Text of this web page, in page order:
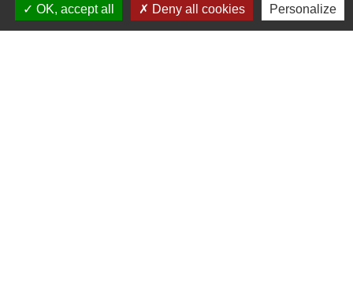
OK, accept all
Deny all cookies Personalize